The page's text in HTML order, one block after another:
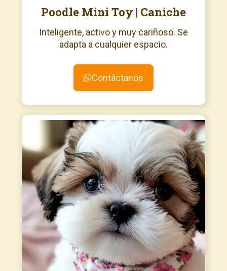
Poodle Mini Toy | Caniche
Inteligente, activo y muy cariñoso. Se
adapta a cualquier espacio.
Contáctanos